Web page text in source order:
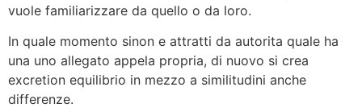
vuole familiarizzare da quello o da loro.
In quale momento sinon e attratti da autorita quale ha
una uno allegato appela propria, di nuovo si crea
excretion equilibrio in mezzo a similitudini anche
differenze.